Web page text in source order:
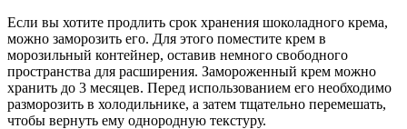
Если вы хотите продлить срок хранения шоколадного крема,
можно заморозить его. Для этого поместите крем в
морозильный контейнер, оставив немного свободного
пространства для расширения. Замороженный крем можно
хранить до 3 месяцев. Перед использованием его необходимо
разморозить в холодильнике, а затем тщательно перемешать,
чтобы вернуть ему однородную текстуру.